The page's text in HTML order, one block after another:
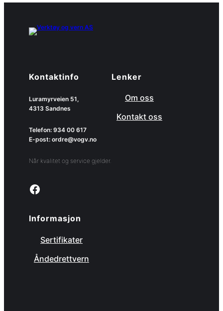
Kontaktinfo
Luramyrveien 51,
4313 Sandnes
Telefon: 934 00 617
E-post: ordre@vogv.no
Når kvalitet og service gjelder.
Link to facebook page
Lenker
Om oss
Kontakt oss
Informasjon
Sertifikater
Åndedrettvern